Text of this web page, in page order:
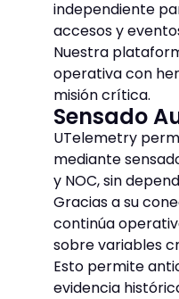
independiente
accesos y
Nuestra
operativa con
misión crítica.
Sensado
UTelemetry
mediante
y NOC, sin
Gracias a su
continúa
sobre variables
Esto permite
evidencia